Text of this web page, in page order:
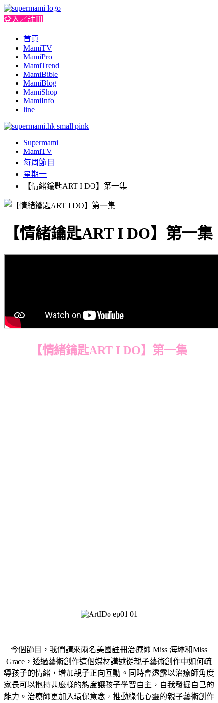
登入／註冊
首頁
MamiTV
MamiPro
MamiTrend
MamiBible
MamiBlog
MamiShop
MamiInfo
line
Supermami
MamiTV
每周節目
星期一
【情緒鑰匙ART I DO】第一集
【情緒鑰匙ART I DO】第一集
【情緒鑰匙ART I DO】第一集
今個節目，我們請來兩名美國註冊治療師 Miss 海琳和Miss
Grace， 透過藝術創作這個媒材講述從親子藝術創作中如何疏
導孩子的情緒，增加親子正向互動。同時會透露以治療師角度
家長可以抱持甚麼樣的態度讓孩子學習自主，自我發掘自己的
能力。治療師更加入環保意念，推動綠化心靈的親子藝術創作